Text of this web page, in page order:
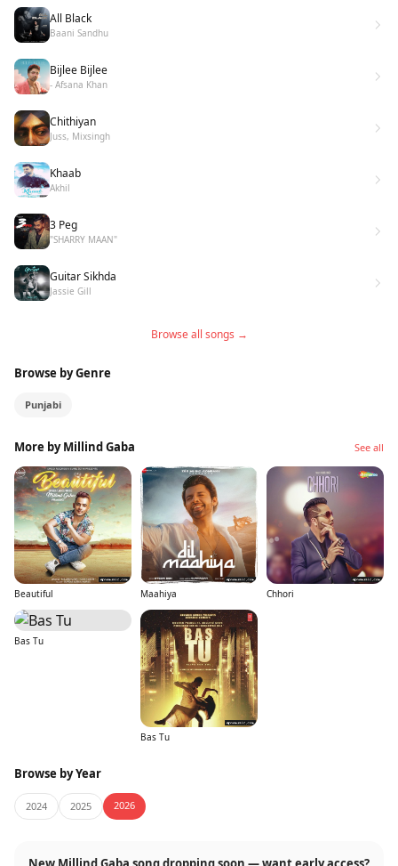
All Black
Baani Sandhu
Bijlee Bijlee
- Afsana Khan
Chithiyan
Juss, Mixsingh
Khaab
Akhil
3 Peg
"SHARRY MAAN"
Guitar Sikhda
Jassie Gill
Browse all songs →
Browse by Genre
Punjabi
More by Millind Gaba See all
Beautiful Maahiya Chhori
Bas Tu
Bas Tu
Browse by Year
2024 2025 2026